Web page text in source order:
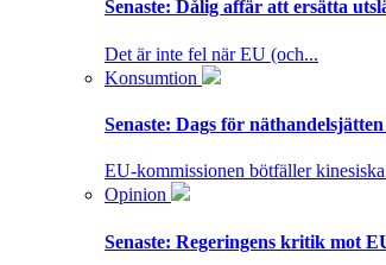
Senaste: Dålig affär att ersätta
Det är inte fel när EU (och...
Konsumtion
Senaste: Dags för
EU-kommissionen bötfäller
Opinion
Senaste: Regeringens kritik mot